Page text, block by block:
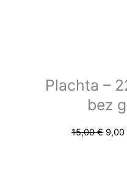
Plachta –
bez
15,00€ 9,00